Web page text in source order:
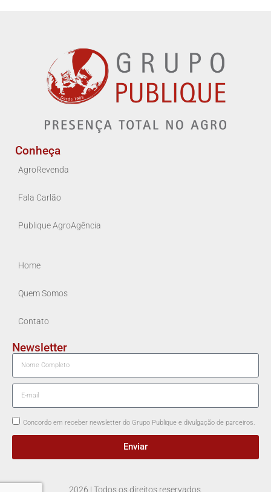
Conheça
AgroRevenda
Fala Carlão
Publique AgroAgência
Home
Quem Somos
Contato
Newsletter
Concordo em receber newsletter do Grupo Publique e divulgação de parceiros.
Enviar
2026 | Todos os direitos reservados.